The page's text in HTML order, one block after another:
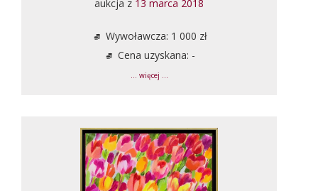
aukcja z 13 marca 2018
Wywoławcza: 1 000 zł
Cena uzyskana: -
... więcej ...